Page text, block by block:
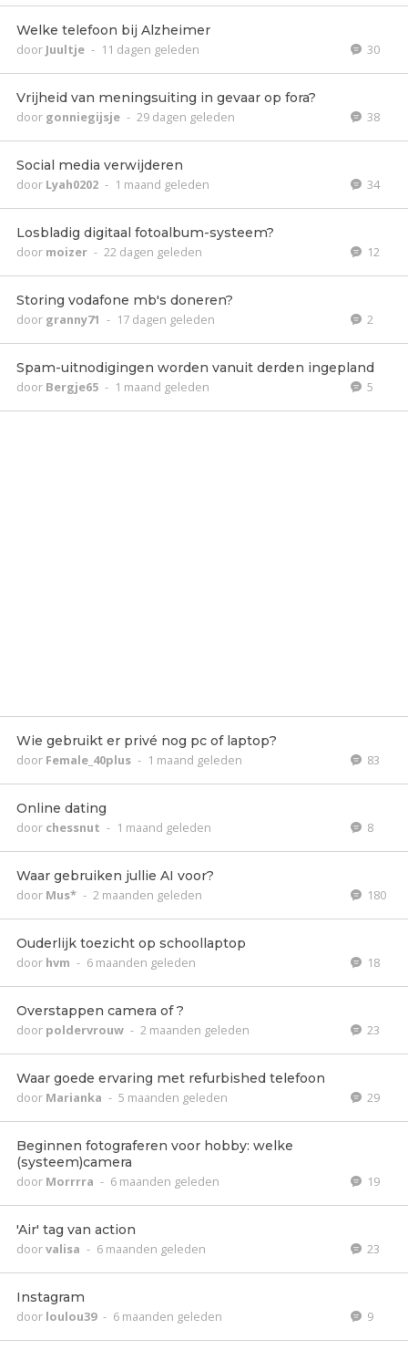
Welke telefoon bij Alzheimer
door Juultje - 11 dagen geleden 30
Vrijheid van meningsuiting in gevaar op fora?
door gonniegijsje - 29 dagen geleden 38
Social media verwijderen
door Lyah0202 - 1 maand geleden 34
Losbladig digitaal fotoalbum-systeem?
door moizer - 22 dagen geleden 12
Storing vodafone mb's doneren?
door granny71 - 17 dagen geleden 2
Spam-uitnodigingen worden vanuit derden ingepland
door Bergje65 - 1 maand geleden 5
Wie gebruikt er privé nog pc of laptop?
door Female_40plus - 1 maand geleden 83
Online dating
door chessnut - 1 maand geleden 8
Waar gebruiken jullie AI voor?
door Mus* - 2 maanden geleden 180
Ouderlijk toezicht op schoollaptop
door hvm - 6 maanden geleden 18
Overstappen camera of ?
door poldervrouw - 2 maanden geleden 23
Waar goede ervaring met refurbished telefoon
door Marianka - 5 maanden geleden 29
Beginnen fotograferen voor hobby: welke
(systeem)camera
door Morrrra - 6 maanden geleden 19
'Air' tag van action
doorvalisa - 6 maanden geleden 23
Instagram
door loulou39 - 6 maanden geleden 9